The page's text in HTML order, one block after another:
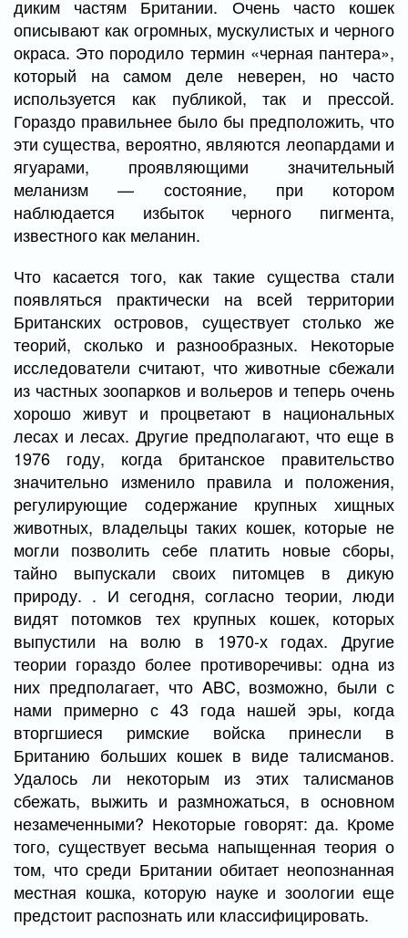
диким частям Британии. Очень часто кошек
описывают как огромных, мускулистых и черного
окраса. Это породило термин «черная пантера»,
который на самом деле неверен, но часто
используется как публикой, так и прессой.
Гораздо правильнее было бы предположить, что
эти существа, вероятно, являются леопардами и
ягуарами, проявляющими значительный
меланизм — состояние, при котором
наблюдается избыток черного пигмента,
известного как меланин.
Что касается того, как такие существа стали
появляться практически на всей территории
Британских островов, существует столько же
теорий, сколько и разнообразных. Некоторые
исследователи считают, что животные сбежали
из частных зоопарков и вольеров и теперь очень
хорошо живут и процветают в национальных
лесах и лесах. Другие предполагают, что еще в
1976 году, когда британское правительство
значительно изменило правила и положения,
регулирующие содержание крупных хищных
животных, владельцы таких кошек, которые не
могли позволить себе платить новые сборы,
тайно выпускали своих питомцев в дикую
природу. . И сегодня, согласно теории, люди
видят потомков тех крупных кошек, которых
выпустили на волю в 1970-х годах. Другие
теории гораздо более противоречивы: одна из
них предполагает, что ABC, возможно, были с
нами примерно с 43 года нашей эры, когда
вторгшиеся римские войска принесли в
Британию больших кошек в виде талисманов.
Удалось ли некоторым из этих талисманов
сбежать, выжить и размножаться, в основном
незамеченными? Некоторые говорят: да. Кроме
того, существует весьма напыщенная теория о
том, что среди Британии обитает неопознанная
местная кошка, которую науке и зоологии еще
предстоит распознать или классифицировать.